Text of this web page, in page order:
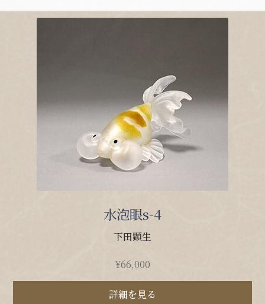
水泡眼s-4
下田顕生
¥66,000
詳細を見る